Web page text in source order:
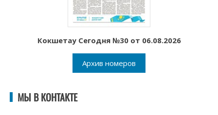
Кокшетау Сегодня №30 от 06.08.2026
Архив номеров
МЫ В КОНТАКТЕ